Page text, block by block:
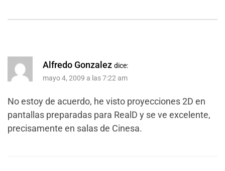
Alfredo Gonzalez dice:
mayo 4, 2009 a las 7:22 am
No estoy de acuerdo, he visto proyecciones 2D en
pantallas preparadas para RealD y se ve excelente,
precisamente en salas de Cinesa.